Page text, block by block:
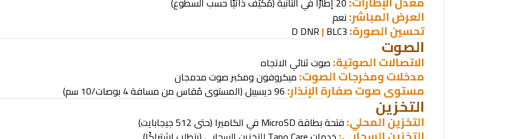
العرض المباشر: نعم
تحسين الصورة: D DNR |BLC
الصوت
الاتصالات الصوتية: صوت ثنائي الاتجاه
مدخلات ومخرجات الصوت: ميكروفون ومكبر صوت مدمجان
مستوى صوت صفارة الإنذار: 96 ديسيبل (المستوى مُقاس من مسافة 4 بوصات/10 سم)
التخزين
التخزين المحلي: فتحة بطاقةMicroSD في الكاميرا (حتى 512 جيجابايت)